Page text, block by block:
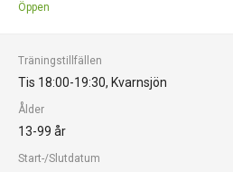
Öppen
Träningstillfällen
Tis 18:00-19:30, Kvarnsjön
Ålder
13-99 år
Start-/Slutdatum